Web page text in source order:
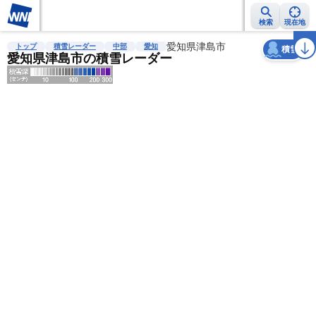
検索 現在地
雨雲レーダー 台風情報 地震情報 警報・注意報 2週間天気 ラ
トップ 積雪レーダー 中部 愛知 愛知県津島市
愛知県津島市の積雪レーダー
積雪
天気 台風